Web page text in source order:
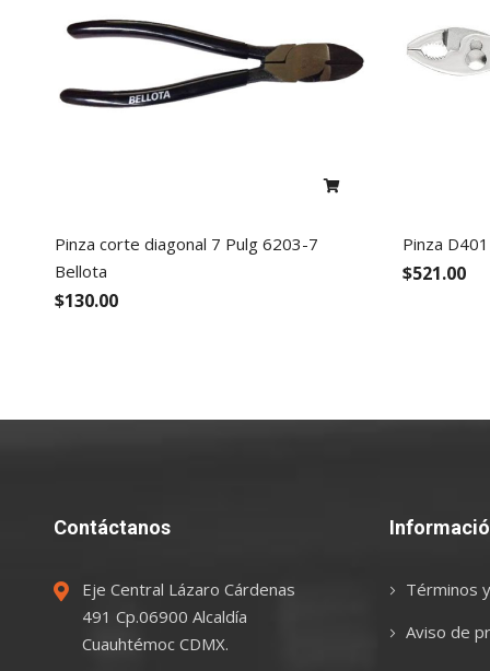
Pinza corte diagonal 7 Pulg 6203-7
Bellota
$130.00
Pinza
$521.00
Contáctanos
Eje Central Lázaro Cárdenas
491 Cp.06900 Alcaldía
Cuauhtémoc CDMX.
Términos
Aviso de